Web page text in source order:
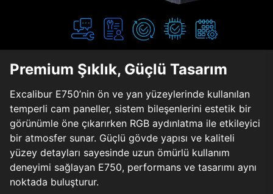
Premium Şıklık, Güçlü Tasarım
Excalibur E750’nin ön ve yan yüzeylerinde kullanılan
temperli cam paneller, sistem bileşenlerini estetik bir
görünümle öne çıkarırken RGB aydınlatma ile etkileyici
bir atmosfer sunar. Güçlü gövde yapısı ve kaliteli
yüzey detayları sayesinde uzun ömürlü kullanım
deneyimi sağlayan E750, performans ve tasarımı aynı
noktada buluşturur.